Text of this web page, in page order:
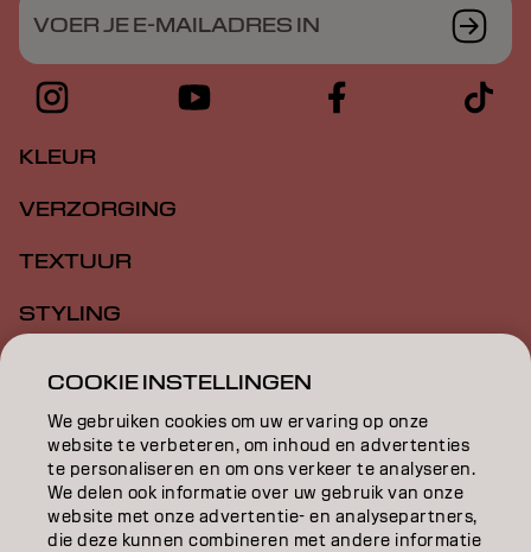
VOER JE E-MAILADRES IN
KLEUR
VERZORGING
TEXTUUR
STYLING
EDUCATION
OVER
SALONVINDER
COOKIE INSTELLINGEN
We gebruiken cookies om uw ervaring op onze
website te verbeteren, om inhoud en advertenties
te personaliseren en om ons verkeer te analyseren.
We delen ook informatie over uw gebruik van onze
website met onze advertentie- en analysepartners,
die deze kunnen combineren met andere informatie